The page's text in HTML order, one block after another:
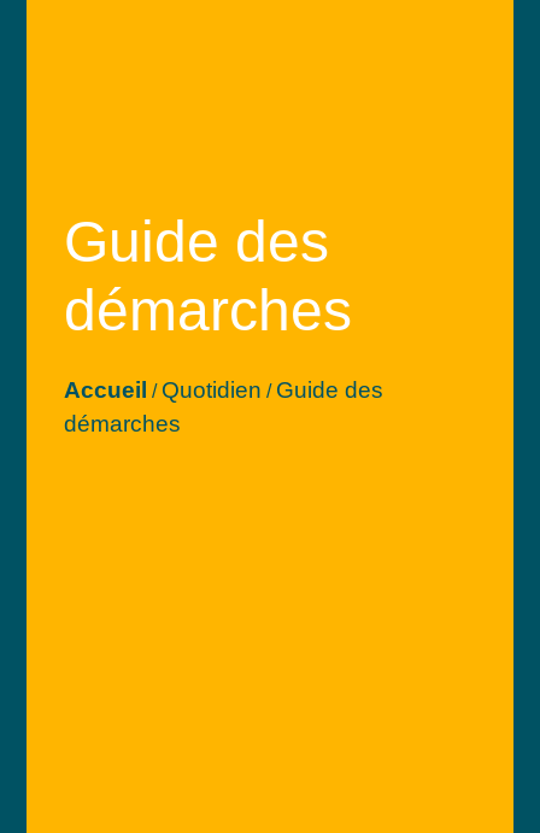
Guide des
démarches
Accueil / Quotidien / Guide des
démarches